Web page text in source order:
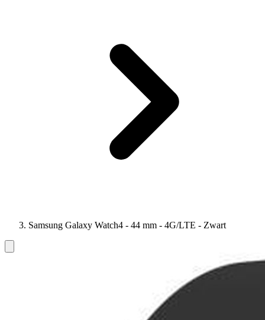
Samsung Galaxy Watch4 - 44 mm - 4G/LTE - Zwart